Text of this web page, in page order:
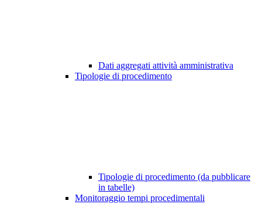
Dati aggregati attività amministrativa
Tipologie di procedimento
Tipologie di procedimento (da pubblicare
in tabelle)
Monitoraggio tempi procedimentali